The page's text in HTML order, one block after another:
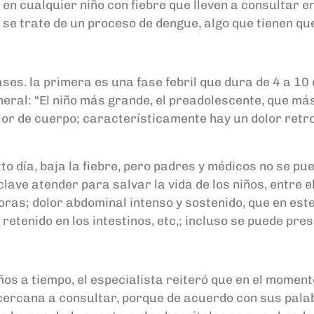
cualquier niño con fiebre que lleven a consultar
trate de un proceso de dengue, algo que tienen
la primera es una fase febril que dura de 4 a
“El niño más grande, el preadolescente, que
de cuerpo; característicamente hay un dolor
día, baja la fiebre, pero padres y médicos no se
atender para salvar la vida de los niños, entre
dolor abdominal intenso y sostenido, que en
en los intestinos, etc,; incluso se puede
a tiempo, el especialista reiteró que en el
a consultar, porque de acuerdo con sus